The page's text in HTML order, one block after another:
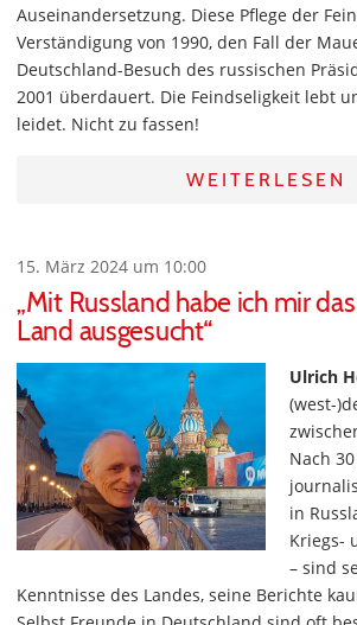
Auseinandersetzung. Diese Pflege der
Verständigung von 1990, den Fall der
Deutschland-Besuch des russischen
2001 überdauert. Die Feindseligkeit lebt
leidet. Nicht zu fassen!
WEITERLESEN
15. März 2024 um 10:00
„Mit Russland habe ich mir
Land ausgesucht“
Ulrich
(west-
Nach
in
Kriegs-
– sind
Kenntnisse des Landes, seine Berichte